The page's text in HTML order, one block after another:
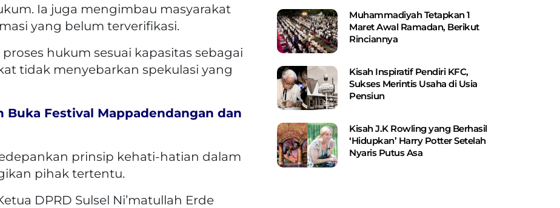
Ia juga mengimbau masyarakat
yang belum terverifikasi.
hukum sesuai kapasitas sebagai
tidak menyebarkan spekulasi yang
Buka Festival Mappadendangan dan
prinsip kehati-hatian dalam
pihak tertentu.
DPRD Sulsel Ni’matullah Erde
Muhammadiyah Tetapkan 1
Maret Awal Ramadan, Berikut
Rinciannya
Kisah Inspiratif Pendiri KFC,
Sukses Merintis Usaha di Usia
Pensiun
Kisah J.K Rowling yang Berhasil
‘Hidupkan’ Harry Potter Setelah
Nyaris Putus Asa